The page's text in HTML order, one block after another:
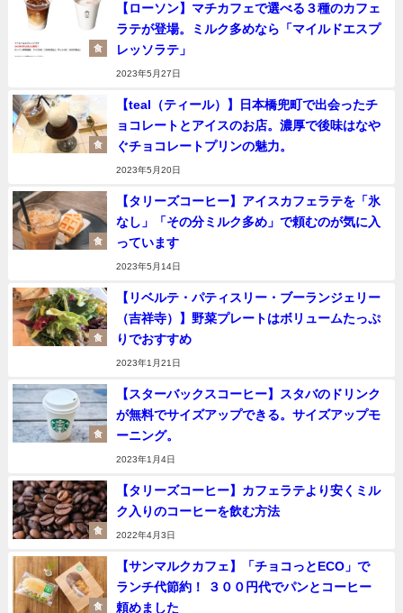
食
【ローソン】マチカフェで選べる３種のカフェ
ラテが登場。ミルク多めなら「マイルドエスプ
レッソラテ」
2023年5月27日
食
【teal（ティール）】日本橋兜町で出会ったチ
ョコレートとアイスのお店。濃厚で後味はなや
ぐチョコレートプリンの魅力。
2023年5月20日
食
【タリーズコーヒー】アイスカフェラテを「氷
なし」「その分ミルク多め」で頼むのが気に入
っています
2023年5月14日
食
【リベルテ・パティスリー・ブーランジェリー
（吉祥寺）】野菜プレートはボリュームたっぷ
りでおすすめ
2023年1月21日
食
【スターバックスコーヒー】スタバのドリンク
が無料でサイズアップできる。サイズアップモ
ーニング。
2023年1月4日
食
【タリーズコーヒー】カフェラテより安くミル
ク入りのコーヒーを飲む方法
2022年4月3日
食
【サンマルクカフェ】「チョコっとECO」で
ランチ代節約！ ３００円代でパンとコーヒー
頼めました